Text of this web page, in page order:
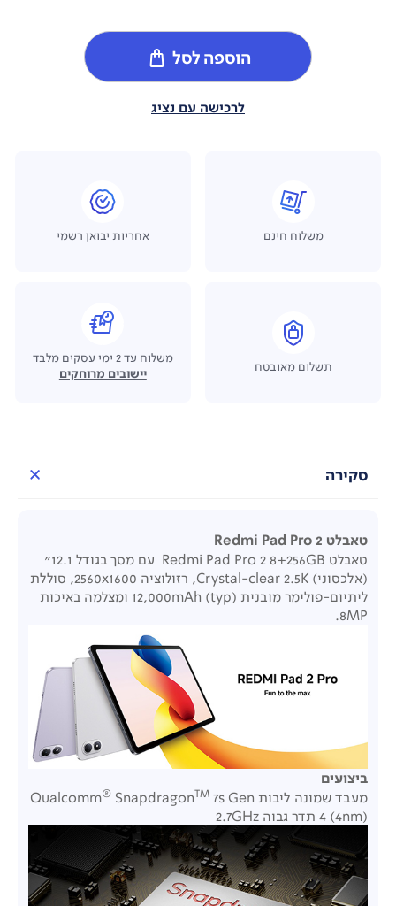
הוספה לסל
לרכישה עם נציג
משלוח חינם אחריות יבואן רשמי
תשלום מאובטח
משלוח עד 2 ימי עסקים מלבד
יישובים מרוחקים
סקירה
טאבלט Redmi Pad Pro 2
טאבלט Redmi Pad Pro 2 8+256GB עם מסך בגודל 12.1"
(אלכסוני)
Crystal-clear
2.5K, רזולוציה 2560x1600, סוללת
ליתיום-פולימר מובנית 12,000mAh (typ) ומצלמה באיכות
8MP.
ביצועים
מעבד שמונה ליבות Qualcomm ® SnapdragonTM 7s Gen
4 (4nm) תדר גבוה 2.7GHz